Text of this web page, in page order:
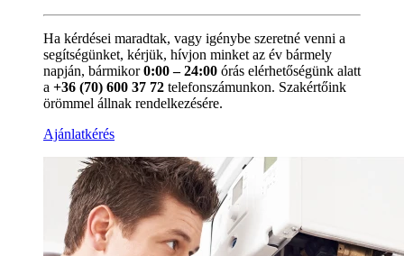
Ha kérdései maradtak, vagy igénybe szeretné venni a
segítségünket, kérjük, hívjon minket az év bármely
napján, bármikor0:00 – 24:00 órás elérhetőségünk alatt
a +36 (70) 600 37 72 telefonszámunkon. Szakértőink
örömmel állnak rendelkezésére.
Ajánlatkérés